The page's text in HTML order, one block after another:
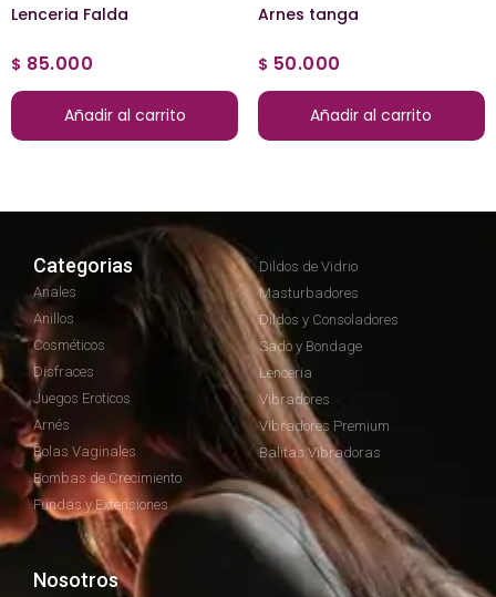
Lenceria Falda
$ 85.000
Añadir al carrito
Arnes tanga
$ 50.000
Añadir al carrito
Categorias
Anales
Anillos
Cosméticos
Disfraces
Juegos Eroticos
Arnés
Bolas Vaginales
Bombas de Crecimiento
Fundas y Extensiones
Dildos de Vidrio
Masturbadores
Dildos y Consoladores
Sado y Bondage
Lenceria
Vibradores
Vibradores Premium
Balitas Vibradoras
Nosotros